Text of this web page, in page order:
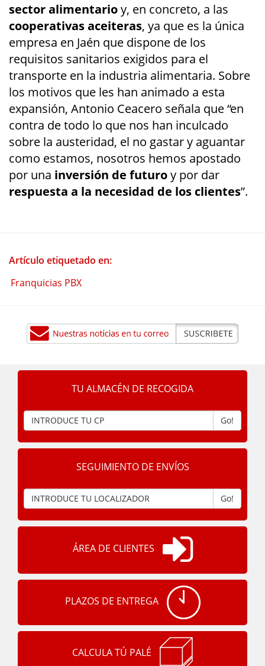
sector alimentarioy, en concreto, a las
cooperativas aceiteras, ya que es la única
empresa en Jaén que dispone de los
requisitos sanitarios exigidos para el
transporte en la industria alimentaria. Sobre
los motivos que les han animado a esta
expansión, Antonio Ceacero señala que “en
contra de todo lo que nos han inculcado
sobre la austeridad, el no gastar y aguantar
como estamos, nosotros hemos apostado
por una inversión de futuroy por dar
respuesta a la necesidad de los clientes”.
Artículo etiquetado en:
Franquicias PBX
TU ALMACÉN DE RECOGIDA
Go!
SEGUIMIENTO DE ENVÍOS
Go!
ÁREA DE CLIENTES
PLAZOS DE ENTREGA
CALCULA TÚ PALÉ